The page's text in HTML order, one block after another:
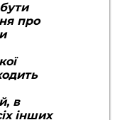
про
в
інших